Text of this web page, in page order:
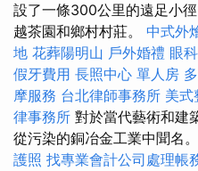
設了一條300公里的遠足小
越茶園和鄉村村莊。 中式外
地 花葬陽明山 戶外婚禮 眼
假牙費用 長照中心 單人房
摩服務 台北律師事務所 美式
律事務所 對於當代藝術和建
從污染的銅冶金工業中聞名。
護照 找專業會計公司處理帳